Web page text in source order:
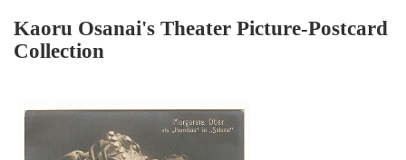
Kaoru Osanai's Theater Picture-Postcard
Collection